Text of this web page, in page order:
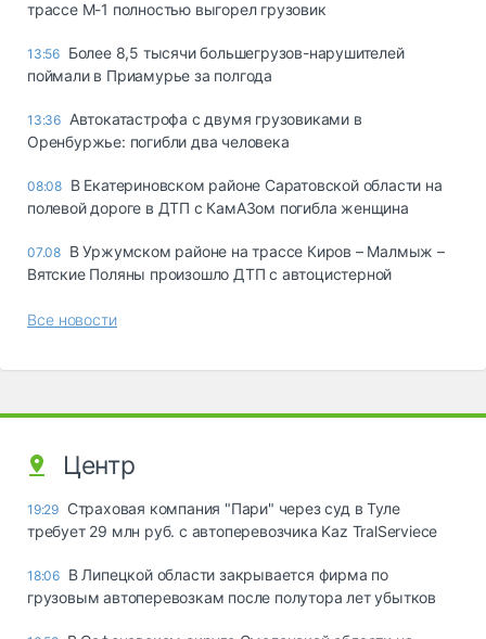
трассе М-1 полностью выгорел грузовик
13:56 Более 8,5 тысячи большегрузов-нарушителей
поймали в Приамурье за полгода
13:36 Автокатастрофа с двумя грузовиками в
Оренбуржье: погибли два человека
08:08 В Екатериновском районе Саратовской области на
полевой дороге в ДТП с КамАЗом погибла женщина
07.08 В Уржумском районе на трассе Киров – Малмыж –
Вятские Поляны произошло ДТП с автоцистерной
Все новости
Центр
19:29 Страховая компания "Пари" через суд в Туле
требует 29 млн руб. с автоперевозчика Kaz TralServiece
18:06 В Липецкой области закрывается фирма по
грузовым автоперевозкам после полутора лет убытков